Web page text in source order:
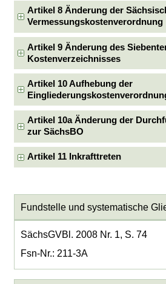
Artikel 8 Änderung der
Vermessungskostenverordnung
Artikel 9 Änderung des
Kostenverzeichnisses
Artikel 10 Aufhebung der
Artikel 10a Änderung der
zur SächsBO
Artikel 11 Inkrafttreten
Fundstelle und systematische
SächsGVBl. 2008 Nr. 1, S. 74
Fsn-Nr.: 211-3A